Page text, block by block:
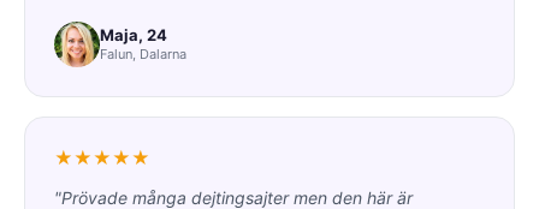
Maja, 24
Falun, Dalarna
★★★★★
"Prövade många dejtingsajter men den här är